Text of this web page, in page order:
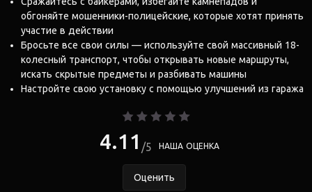
обгоняйте мошенники-полицейские, которые хотят принять
участие в действии
Бросьте все свои силы — используйте свой массивный 18-
колесный транспорт, чтобы открывать новые маршруты,
искать скрытые предметы и разбивать машины
Настройте свою установку с помощью улучшений из гаража
4.11 5 НАША ОЦЕНКА
Оценить